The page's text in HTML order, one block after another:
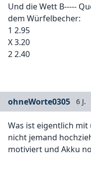
Und die Wett B-----
dem Würfelbecher:
1 2.95
X 3.20
2 2.40
ohneWorte0305 6 J.
Was ist eigentlich mit
nicht jemand
motiviert und Akku